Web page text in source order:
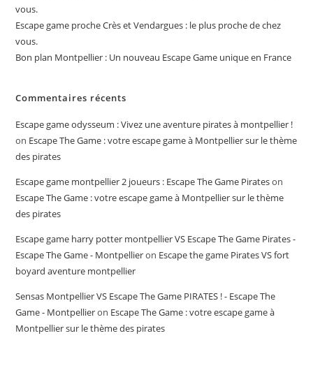
vous.
Escape game proche Crès et Vendargues : le plus proche de chez
vous.
Bon plan Montpellier : Un nouveau Escape Game unique en France
Commentaires récents
Escape game odysseum : Vivez une aventure pirates à montpellier !
on Escape The Game : votre escape game à Montpellier sur le thème
des pirates
Escape game montpellier 2 joueurs​ : Escape The Game Pirateson
Escape The Game : votre escape game à Montpellier sur le thème
des pirates
Escape game harry potter montpellier​ VS Escape The Game Pirates -
Escape The Game - Montpellieron Escape the game Pirates VS fort
boyard aventure montpellier
Sensas Montpellier VS Escape The Game PIRATES ! - Escape The
Game - Montpellieron Escape The Game : votre escape game à
Montpellier sur le thème des pirates